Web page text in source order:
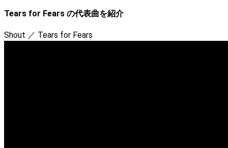
Tears for Fears の代表曲を紹介
Shout ／ Tears for Fears